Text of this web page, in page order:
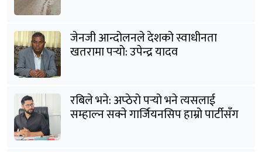
जेनजी आन्दोलनले देशको स्वाधीनता
खतरामा पर्‍यो: उपेन्द्र यादव
रबिले भने: अप्ठेरो पर्‍यो भने त्यसलाई
सम्हाल्न सक्ने गार्जियनसिप हाम्रो पार्टीसँग